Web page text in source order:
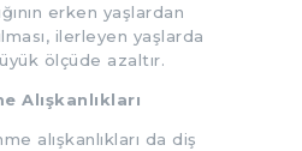
erken yaşlardan
ilerleyen yaşlarda
ölçüde azaltır.
Alışkanlıkları
alışkanlıkları da diş